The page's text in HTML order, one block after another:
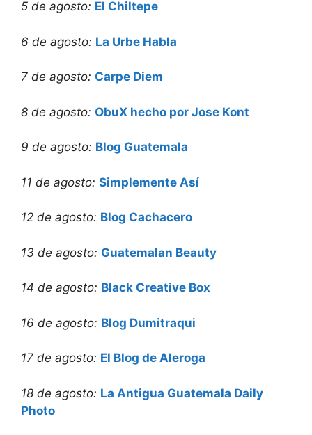
5 de agosto: El Chiltepe
6 de agosto: La Urbe Habla
7 de agosto: Carpe Diem
8 de agosto: ObuX hecho por Jose Kont
9 de agosto: Blog Guatemala
11 de agosto: Simplemente Así
12 de agosto: Blog Cachacero
13 de agosto: Guatemalan Beauty
14 de agosto: Black Creative Box
16 de agosto: Blog Dumitraqui
17 de agosto: El Blog de Aleroga
18 de agosto: La Antigua Guatemala Daily
Photo